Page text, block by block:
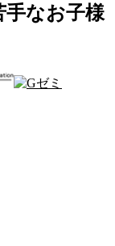
手なお子様